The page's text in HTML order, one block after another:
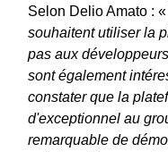
Selon Delio Amato : «
souhaitent utiliser la
pas aux
sont également
constater que la
d'exceptionnel au
remarquable de